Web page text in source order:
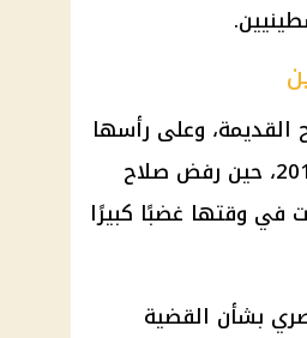
القديمة، وعلى رأسها
واقعة مباراتي بازل السويسري أمام مكابي تل أبيب عام 2013، حين رفض صلاح
في وقتها غضبًا كبيرًا
بشأن القضية